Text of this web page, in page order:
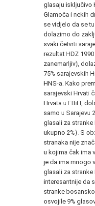
glasaju isključivo
Glamoča i nekih
se vidjelo da se
dolazimo do
svaki četvrti
rezultat HDZ
zanemarljiv),
75% sarajevskih
HNS-a. Kako
sarajevski Hrvati
Hrvata u FBiH,
samo u Sarajevu
glasali za stranke
ukupno 2%). S
stranaka nije
u kojima čak ima
je da ima mnogo
glasali za stranke
interesantnije da
stranke
osvojile 9%